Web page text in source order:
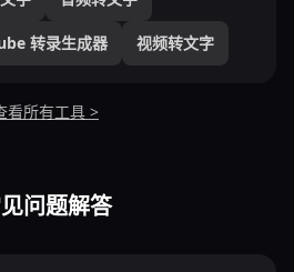
转录生成器 视频转文字
看所有工具 >
问题解答